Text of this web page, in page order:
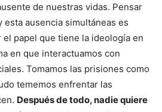
de nuestras vidas. Pensar
esta ausencia simultáneas es
papel que tiene la ideología en
en que interactuamos con
Tomamos las prisiones como
tememos enfrentar las
Después de todo, nadie quiere